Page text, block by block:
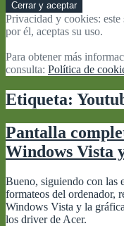
Privacidad y cookies:
por él, aceptas su uso.
Para obtener más
consulta: Política de
Etiqueta:
Pantalla
Windows Vista
Bueno, siguiendo con las
formateos del ordenador,
Windows Vista y la
los driver de Acer.